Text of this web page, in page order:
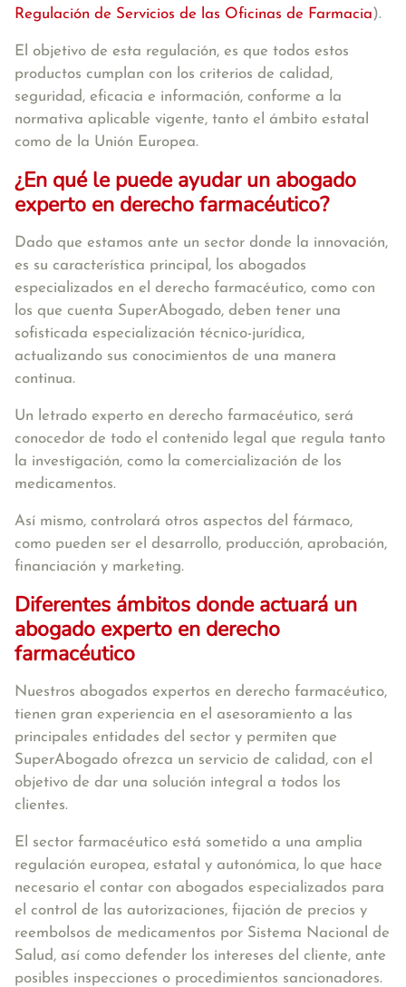
Regulación de Servicios de las Oficinas de Farmacia).
El objetivo de esta regulación, es que todos estos
productos cumplan con los criterios de calidad,
seguridad, eficacia e información, conforme a la
normativa aplicable vigente, tanto el ámbito estatal
como de la Unión Europea.
¿En qué le puede ayudar un abogado
experto en derecho farmacéutico?
Dado que estamos ante un sector donde la innovación,
es su característica principal, los abogados
especializados en el derecho farmacéutico, como con
los que cuenta SuperAbogado, deben tener una
sofisticada especialización técnico-jurídica,
actualizando sus conocimientos de una manera
continua.
Un letrado experto en derecho farmacéutico, será
conocedor de todo el contenido legal que regula tanto
la investigación, como la comercialización de los
medicamentos.
Así mismo, controlará otros aspectos del fármaco,
como pueden ser el desarrollo, producción, aprobación,
financiación y marketing.
Diferentes ámbitos donde actuará un
abogado experto en derecho
farmacéutico
Nuestros abogados expertos en derecho farmacéutico,
tienen gran experiencia en el asesoramiento a las
principales entidades del sector y permiten que
SuperAbogado ofrezca un servicio de calidad, con el
objetivo de dar una solución integral a todos los
clientes.
El sector farmacéutico está sometido a una amplia
regulación europea, estatal y autonómica, lo que hace
necesario el contar con abogados especializados para
el control de las autorizaciones, fijación de precios y
reembolsos de medicamentos por Sistema Nacional de
Salud, así como defender los intereses del cliente, ante
posibles inspecciones o procedimientos sancionadores.